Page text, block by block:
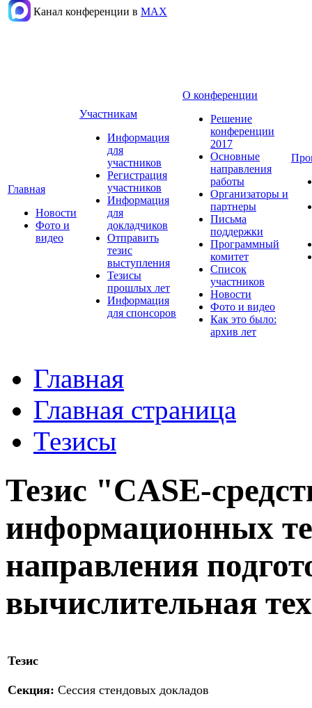
Канал конференции в МАХ
Главная
Новости
Фото и
видео
Участникам
Информация
для
участников
Регистрация
участников
Информация
для
докладчиков
Отправить
тезис
выступления
Тезисы
прошлых лет
Информация
для спонсоров
О конференции
Решение
конференции
2017
Основные
направления
работы
Организаторы и
партнеры
Письма
поддержки
Программный
комитет
Список
участников
Новости
Фото и видео
Как это было:
архив лет
Главная
Главная страница
Тезисы
Тезис "CASE-
информационных
направления
вычислительная
Тезис
Секция: Сессия стендовых докладов